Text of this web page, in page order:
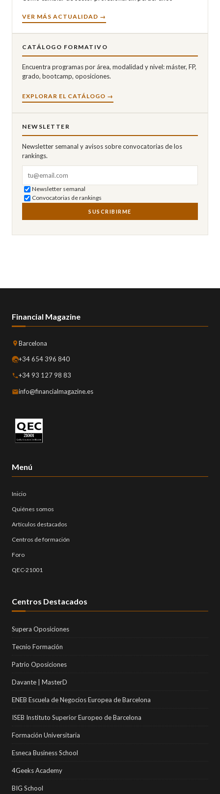
VER MÁS ACTUALIDAD →
CATÁLOGO FORMATIVO
Encuentra programas por área, modalidad y nivel: máster, FP,
grado, bootcamp, oposiciones.
EXPLORAR EL CATÁLOGO →
NEWSLETTER
Newsletter semanal y avisos sobre convocatorias de los
rankings.
Newsletter semanal
Convocatorias de rankings
SUSCRIBIRME
Financial Magazine
Barcelona
+34 654 396 840
+34 93 127 98 83
info@financialmagazine.es
Menú
Inicio
Quiénes somos
Artículos destacados
Centros de formación
Foro
QEC-21001
Centros Destacados
Supera Oposiciones
Tecnio Formación
Patrio Oposiciones
Davante | MasterD
ENEB Escuela de Negocios Europea de Barcelona
ISEB Instituto Superior Europeo de Barcelona
Formación Universitaria
Esneca Business School
4Geeks Academy
BIG School